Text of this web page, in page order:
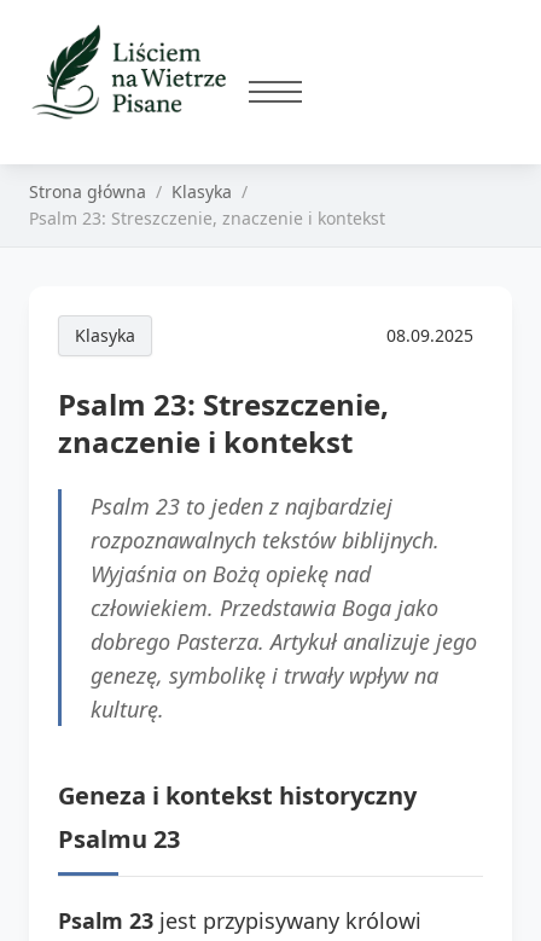
Strona główna
Klasyka
Psalm 23: Streszczenie, znaczenie i kontekst
Klasyka 08.09.2025
Psalm 23: Streszczenie,
znaczenie i kontekst
Psalm 23 to jeden z najbardziej
rozpoznawalnych tekstów biblijnych.
Wyjaśnia on Bożą opiekę nad
człowiekiem. Przedstawia Boga jako
dobrego Pasterza. Artykuł analizuje jego
genezę, symbolikę i trwały wpływ na
kulturę.
Geneza i kontekst historyczny
Psalmu 23
Psalm 23 jest przypisywany królowi